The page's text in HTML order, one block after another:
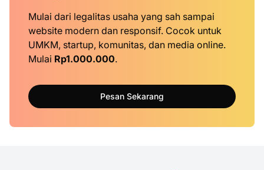
Mulai dari legalitas usaha yang sah sampai
website modern dan responsif. Cocok untuk
UMKM, startup, komunitas, dan media online.
Mulai Rp1.000.000.
Pesan Sekarang